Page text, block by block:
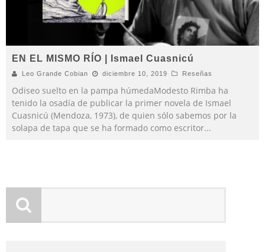
EN EL MISMO RÍO | Ismael Cuasnicú
Leo Grande Cobian diciembre 10, 2019 Reseñas
Odiseo suelto en la pampa húmedaModesto Rimba ha
tenido la osadía de publicar la primer novela de Ismael
Cuasnicú (Mendoza, 1973), de quien sólo sabemos por la
solapa de tapa que se ha formado como escritor...